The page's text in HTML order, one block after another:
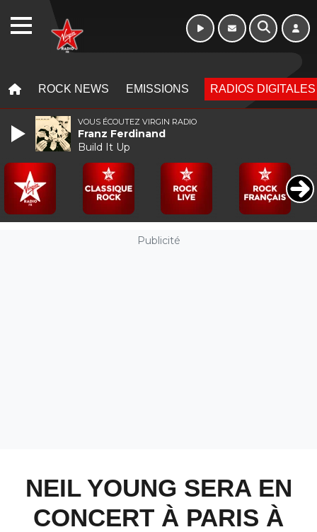
ROCK NEWS EMISSIONS RADIOS DIGITALES
Publicité
NEIL YOUNG SERA EN
CONCERT À PARIS À
VOUS ÉCOUTEZ VIRGIN RADIO
Franz Ferdinand
Build It Up
WEBRADIO